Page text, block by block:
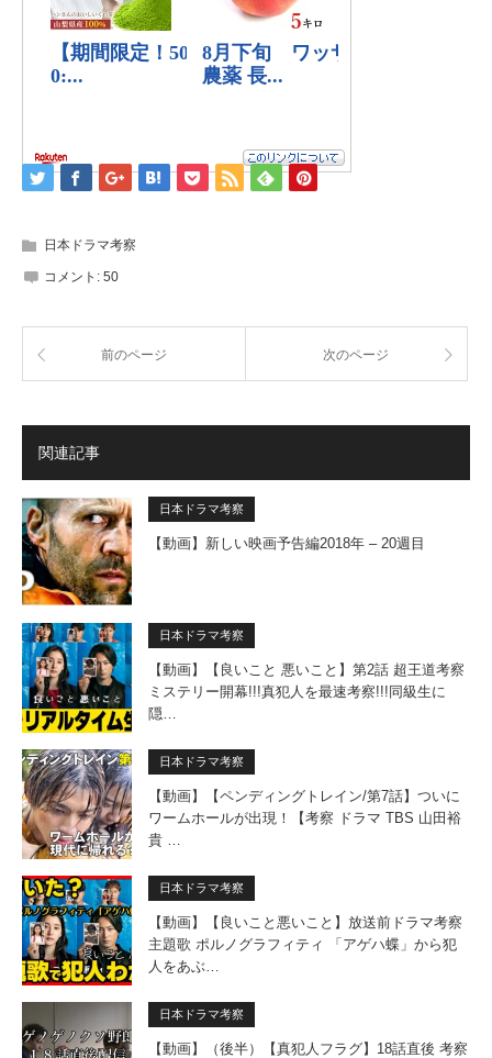
日本ドラマ考察
コメント: 50
前のページ 次のページ
関連記事
日本ドラマ考察
【動画】新しい映画予告編2018年 – 20週目
日本ドラマ考察
【動画】【良いこと 悪いこと】第2話 超王道考察
ミステリー開幕!!!真犯人を最速考察!!!同級生に
隠…
日本ドラマ考察
【動画】【ペンディングトレイン/第7話】ついに
ワームホールが出現！【考察 ドラマ TBS 山田裕
貴 …
日本ドラマ考察
【動画】【良いこと悪いこと】放送前ドラマ考察
主題歌 ポルノグラフィティ 「アゲハ蝶」から犯
人をあぶ…
日本ドラマ考察
【動画】（後半）【真犯人フラグ】18話直後 考察